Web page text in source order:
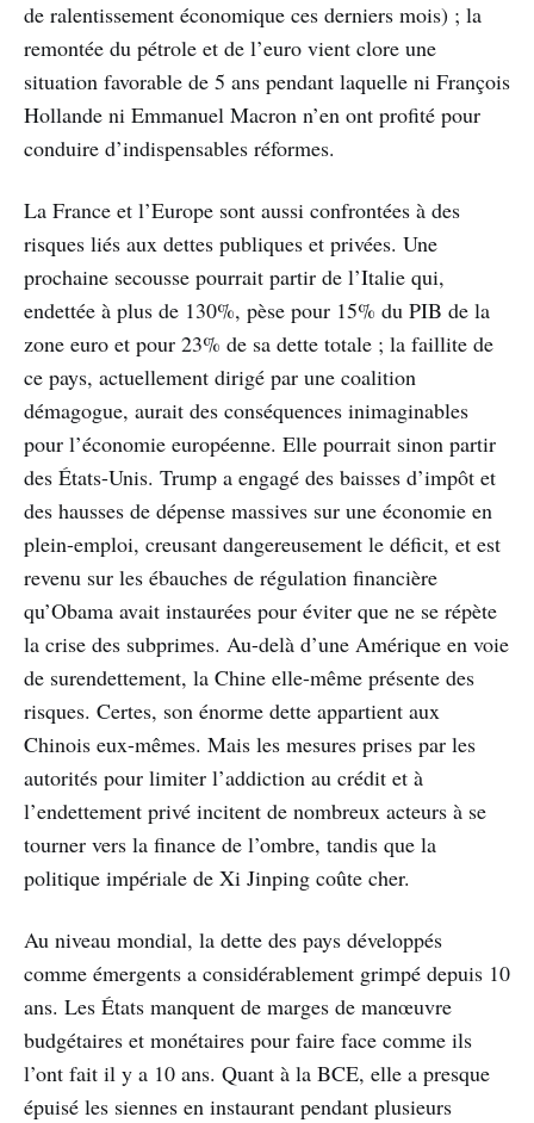
de ralentissement économique ces derniers mois) ; la
remontée du pétrole et de l’euro vient clore une
situation favorable de 5 ans pendant laquelle ni François
Hollande ni Emmanuel Macron n’en ont profité pour
conduire d’indispensables réformes.
La France et l’Europe sont aussi confrontées à des
risques liés aux dettes publiques et privées. Une
prochaine secousse pourrait partir de l’Italie qui,
endettée à plus de 130%, pèse pour 15% du PIB de la
zone euro et pour 23% de sa dette totale ; la faillite de
ce pays, actuellement dirigé par une coalition
démagogue, aurait des conséquences inimaginables
pour l’économie européenne. Elle pourrait sinon partir
des États-Unis. Trump a engagé des baisses d’impôt et
des hausses de dépense massives sur une économie en
plein-emploi, creusant dangereusement le déficit, et est
revenu sur les ébauches de régulation financière
qu’Obama avait instaurées pour éviter que ne se répète
la crise des subprimes. Au-delà d’une Amérique en voie
de surendettement, la Chine elle-même présente des
risques. Certes, son énorme dette appartient aux
Chinois eux-mêmes. Mais les mesures prises par les
autorités pour limiter l’addiction au crédit et à
l’endettement privé incitent de nombreux acteurs à se
tourner vers la finance de l’ombre, tandis que la
politique impériale de Xi Jinping coûte cher.
Au niveau mondial, la dette des pays développés
comme émergents a considérablement grimpé depuis 10
ans. Les États manquent de marges de manœuvre
budgétaires et monétaires pour faire face comme ils
l’ont fait il y a 10 ans. Quant à la BCE, elle a presque
épuisé les siennes en instaurant pendant plusieurs